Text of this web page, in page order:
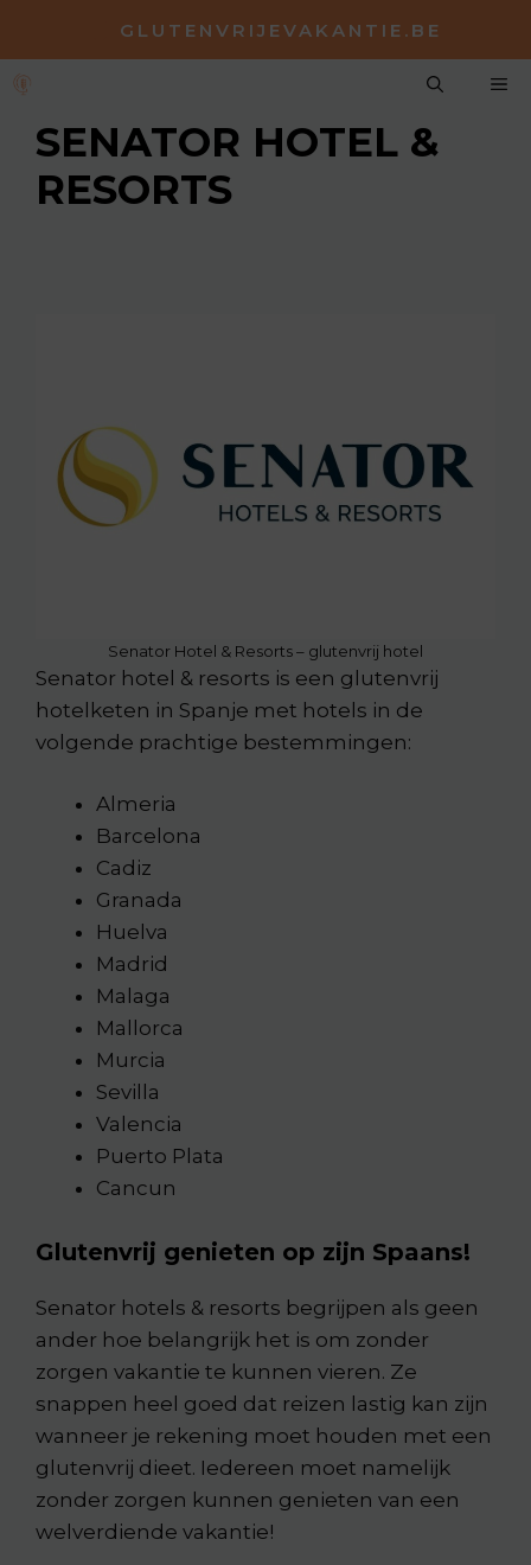
de
GLUTENVRIJEVAKANTIE.BE
SENATOR HOTEL &
RESORTS
Senator Hotel & Resorts – glutenvrij hotel
Senator hotel & resorts is een glutenvrij
hotelketen in Spanje met hotels in de
volgende prachtige bestemmingen:
Almeria
Barcelona
Cadiz
Granada
Huelva
Madrid
Malaga
Mallorca
Murcia
Sevilla
Valencia
Puerto Plata
Cancun
Glutenvrij genieten op zijn Spaans!
Senator hotels & resorts begrijpen als geen
ander hoe belangrijk het is om zonder
zorgen vakantie te kunnen vieren. Ze
snappen heel goed dat reizen lastig kan zijn
wanneer je rekening moet houden met een
glutenvrij dieet. Iedereen moet namelijk
zonder zorgen kunnen genieten van een
welverdiende vakantie!